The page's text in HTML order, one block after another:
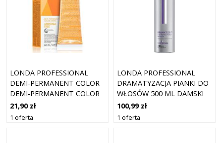
LONDA PROFESSIONAL
DEMI-PERMANENT COLOR
DEMI-PERMANENT COLOR
CREME DEMI-
PERMANENTNA FARBA DO
21,90 zł
1 oferta
LONDA PROFESSIONAL
DRAMATYZACJA PIANKI DO
WŁOSÓW 500 ML DAMSKI
100,99 zł
1 oferta